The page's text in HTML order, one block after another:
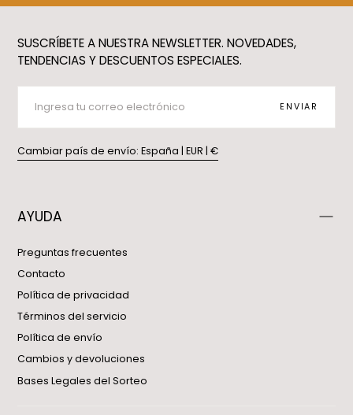
SUSCRÍBETE A NUESTRA NEWSLETTER. NOVEDADES,
TENDENCIAS Y DESCUENTOS ESPECIALES.
ENVIAR
Cambiar país de envío: España | EUR | €
AYUDA
Preguntas frecuentes
Contacto
Política de privacidad
Términos del servicio
Política de envío
Cambios y devoluciones
Bases Legales del Sorteo